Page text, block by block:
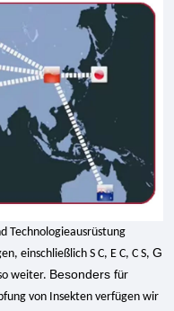
Technologieausrüstung
einschließlich S C, E C, C S, G
weiter. Besonders für
von Insekten verfügen wir